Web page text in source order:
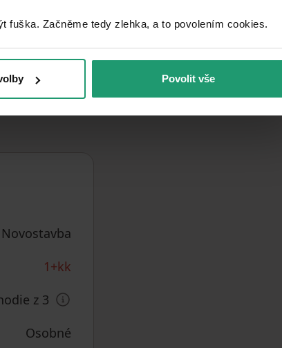
fuška. Začněme tedy zlehka, a to povolením cookies.​
Povolit vše
s
Novostavba
1+kk
z 3
Osobné